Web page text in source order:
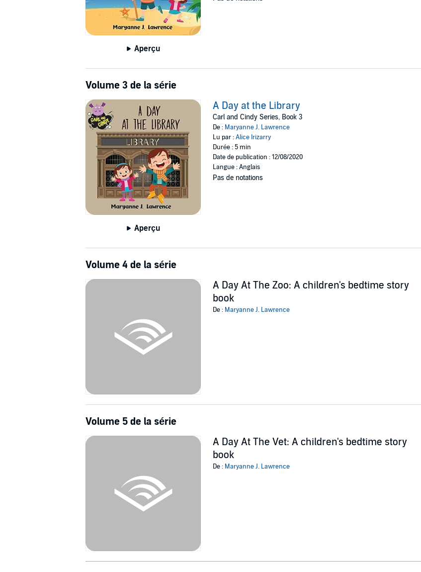
Aperçu
Volume 3 de la série
Aperçu
A Day at the Library
Carl and Cindy Series, Book 3
De : Maryanne J. Lawrence
Lu par :Alice Irizarry
Durée : 5 min
Date de publication : 12/08/2020
Langue : Anglais
Pas de notations
Volume 4 de la série
A Day At The Zoo: A children's bedtime story
book
De : Maryanne J. Lawrence
Volume 5 de la série
A Day At The Vet: A children's bedtime story
book
De : Maryanne J. Lawrence